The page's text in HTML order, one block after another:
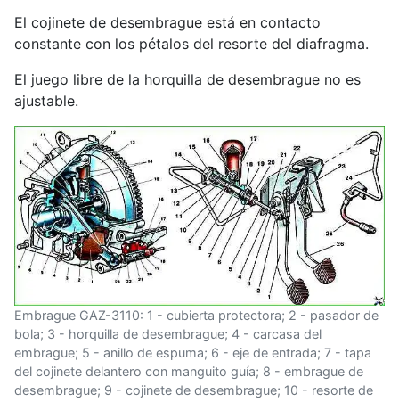
El cojinete de desembrague está en contacto
constante con los pétalos del resorte del diafragma.
El juego libre de la horquilla de desembrague no es
ajustable.
Embrague GAZ-3110: 1 - cubierta protectora; 2 - pasador de
bola; 3 - horquilla de desembrague; 4 - carcasa del
embrague; 5 - anillo de espuma; 6 - eje de entrada; 7 - tapa
del cojinete delantero con manguito guía; 8 - embrague de
desembrague; 9 - cojinete de desembrague; 10 - resorte de